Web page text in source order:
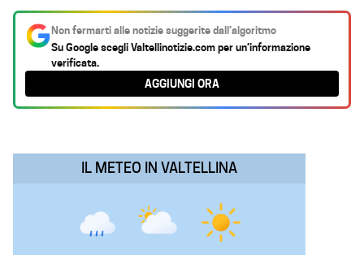
c
e
b
o
t
s
A
k
e
d
e
g
r
a
i
l
Non fermarti alle notizie suggerite dall’algoritmo
Su Google scegliValtellinotizie.comper un’informazione
verificata.
AGGIUNGI ORA
IL METEO IN VALTELLINA